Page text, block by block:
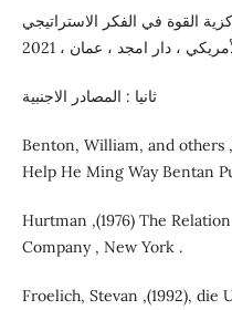
القوة في الفكر الاستراتيجي
، دار امجد ، عمان ، 2021
ثانيا : المصادر الاجنبية
Benton, William, and others
Help He Ming Way Bentan
Hurtman ,(1976) The
Company , New York .
Froelich, Stevan ,(1992), die